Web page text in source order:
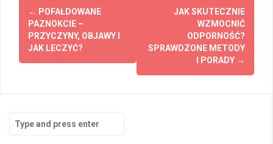
Post
navigation
← POFAŁDOWANE
PAZNOKCIE –
PRZYCZYNY, OBJAWY I
JAK LECZYĆ?
JAK SKUTECZNIE
WZMOCNIĆ
ODPORNOŚĆ?
SPRAWDZONE METODY
I PORADY →
for: